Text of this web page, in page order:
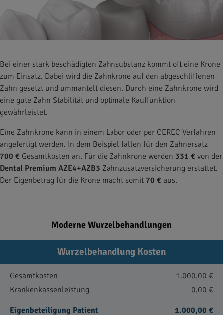
Bei einer stark beschädigten Zahnsubstanz kommt oft eine Krone
zum Einsatz. Dabei wird die Zahnkrone auf den abgeschliffenen
Zahn gesetzt und ummantelt diesen. Durch eine Zahnkrone wird
eine gute Zahn Stabilität und optimale Kauffunktion
gewährleistet.
Eine Zahnkrone kann in einem Labor oder per CEREC Verfahren
angefertigt werden. In dem Beispiel fallen für den Zahnersatz
700 € Gesamtkosten an. Für die Zahnkrone werden 331 € von der
Dental Premium AZE4+AZB3 Zahnzusatzversicherung erstattet.
Der Eigenbetrag für die Krone macht somit 70 € aus.
Moderne Wurzelbehandlungen
Wurzelbehandlung Kosten
Gesamtkosten
1.000,00 €
Krankenkassenleistung
0,00 €
Eigenbeteiligung Patient 1.000,00 €